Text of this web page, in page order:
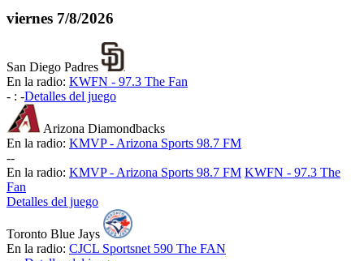
viernes 7/8/2026
San Diego Padres
En la radio: KWFN - 97.3 The Fan
- : -Detalles del juego
Arizona Diamondbacks
En la radio: KMVP - Arizona Sports 98.7 FM
--
En la radio: KMVP - Arizona Sports 98.7 FM KWFN - 97.3 The
Fan
Detalles del juego
Toronto Blue Jays
En la radio: CJCL Sportsnet 590 The FAN